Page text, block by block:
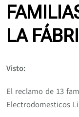
LA
Visto:
El reclamo de 13
Electrodomesticos